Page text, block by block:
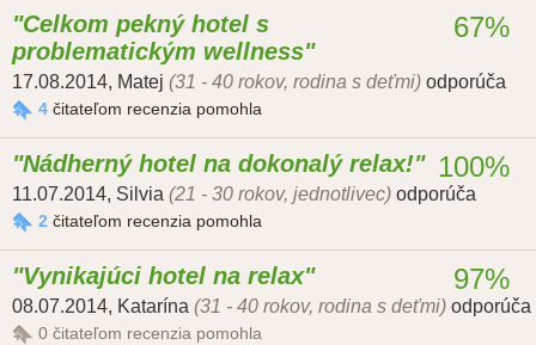
Celkom pekný hotel s
problematickým wellness
17.08.2014, Matej (31 - 40 rokov, rodina s deťmi) odporúča
4 čitateľom recenzia pomohla
67%
Nádherný hotel na dokonalý relax!
11.07.2014, Silvia (21 - 30 rokov, jednotlivec) odporúča
2 čitateľom recenzia pomohla
100%
Vynikajúci hotel na relax
08.07.2014, Katarína (31 - 40 rokov, rodina s deťmi) odporúča
0 čitateľom recenzia pomohla
97%